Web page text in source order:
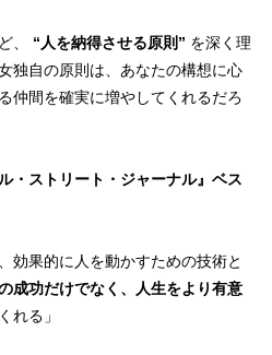
、 “人を納得させる原則” を深く理
独自の原則は、あなたの構想に心
仲間を確実に増やしてくれるだろ
・ストリート・ジャーナル』ベス
効果的に人を動かすための技術と
成功だけでなく、人生をより有意
れる」